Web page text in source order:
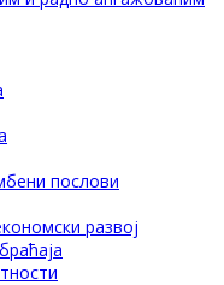
послови
развој